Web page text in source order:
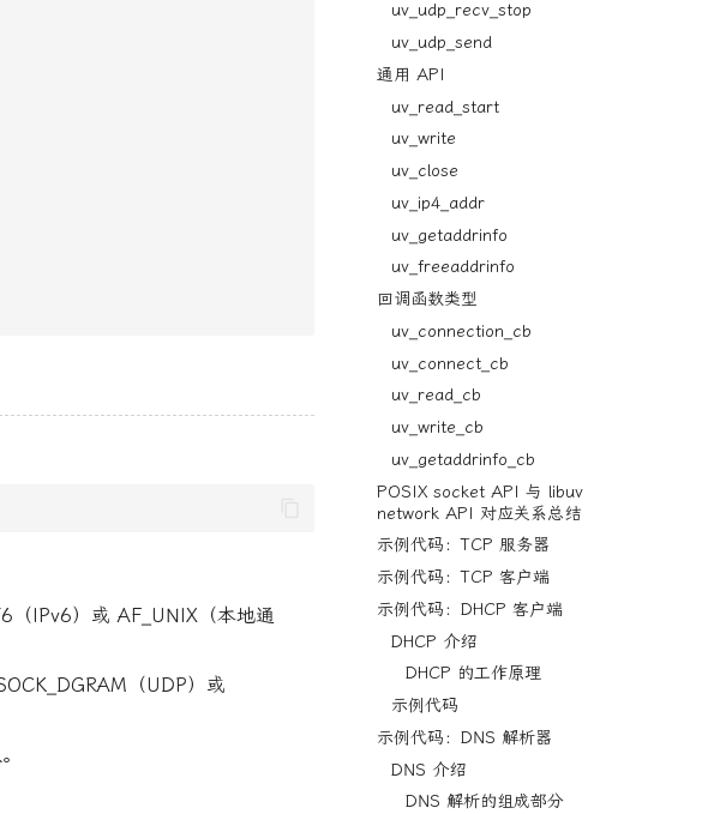
uv_udp_recv_stop
uv_udp_send
通用 API
uv_read_start
uv_write
uv_close
uv_ip4_addr
uv_getaddrinfo
uv_freeaddrinfo
回调函数类型
uv_connection_cb
uv_connect_cb
uv_read_cb
uv_write_cb
uv_getaddrinfo_cb
POSIX socket API 与 libuv
network API 对应关系总结
示例代码：TCP 服务器
示例代码：TCP 客户端
示例代码：DHCP 客户端
DHCP 介绍
DHCP 的工作原理
示例代码
示例代码：DNS 解析器
DNS 介绍
DNS 解析的组成部分
（IPv6）或 AF_UNIX（本地通
（UDP）或